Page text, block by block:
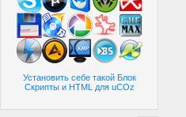
Установить себе такой Блок
Скрипты и HTML для uCOz